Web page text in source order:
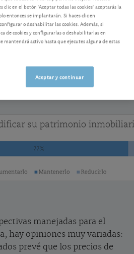
de los españoles en
, veamos ahora sus tendencias
próximos 12 meses un 77%
mantener su patrimonio
se encuentra ahora. Un
mientras que un 7% de
manejadas para el
hay opiniones muy variadas:
prevé que los precios de
clic en el botón "Aceptar todas las cookies" aceptarás la
entonces se implantarán. Si haces clic en
o deshabilitar las cookies. Además, si
de cookies y configurarlas o deshabilitarlas en
mantendrá activo hasta que ejecutes alguna de estas
Aceptar y continuar